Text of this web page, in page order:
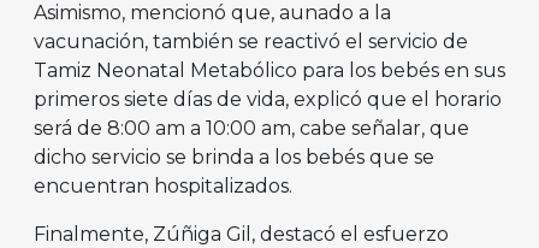
Asimismo, mencionó que, aunado a la
vacunación, también se reactivó el servicio de
Tamiz Neonatal Metabólico para los bebés en sus
primeros siete días de vida, explicó que el horario
será de 8:00 am a 10:00 am, cabe señalar, que
dicho servicio se brinda a los bebés que se
encuentran hospitalizados.
Finalmente, Zúñiga Gil, destacó el esfuerzo